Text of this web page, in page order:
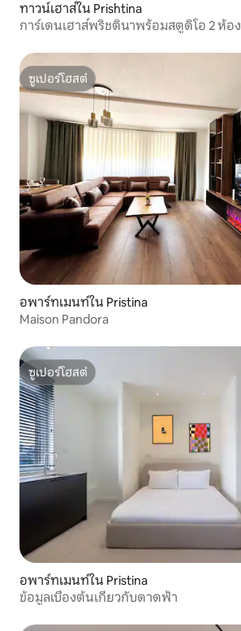
ทาวน์เฮาส์ใน Prishtina
การ์เดนเฮาส์พริชตินาพร้อมสตูดิโอ 2 ห้อง
ซูเปอร์โฮสต์
ซูเปอร์โฮสต์
อพาร์ทเมนท์ใน Pristina
Maison Pandora
ซูเปอร์โฮสต์
ซูเปอร์โฮสต์
อพาร์ทเมนท์ใน Pristina
ข้อมูลเบื้องต้นเกี่ยวกับดาดฟ้า